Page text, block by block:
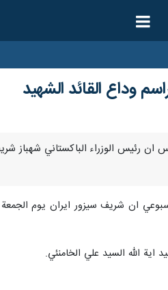
وداع القائد الشهيد
الخميس ان رئيس الوزراء الباكستاني
ان شريف سيزور ايران يوم
الله السيد علي الخامنئي.